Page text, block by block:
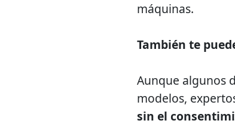
máquinas.
También te
Aunque algunos
modelos,
sin el